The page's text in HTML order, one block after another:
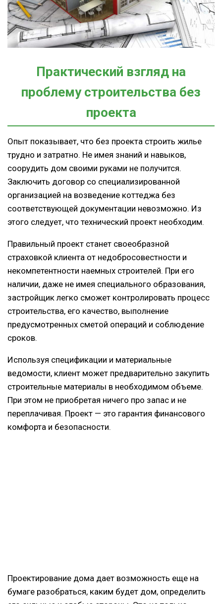
Практический взгляд на
проблему строительства без
проекта
Опыт показывает, что без проекта строить жилье
трудно и затратно. Не имея знаний и навыков,
соорудить дом своими руками не получится.
Заключить договор со специализированной
организацией на возведение коттеджа без
соответствующей документации невозможно. Из
этого следует, что технический проект необходим.
Правильный проект станет своеобразной
страховкой клиента от недобросовестности и
некомпетентности наемных строителей. При его
наличии, даже не имея специального образования,
застройщик легко сможет контролировать процесс
строительства, его качество, выполнение
предусмотренных сметой операций и соблюдение
сроков.
Используя спецификации и материальные
ведомости, клиент может предварительно закупить
строительные материалы в необходимом объеме.
При этом не приобретая ничего про запас и не
переплачивая. Проект — это гарантия финансового
комфорта и безопасности.
Проектирование дома дает возможность еще на
бумаге разобраться, каким будет дом, определить